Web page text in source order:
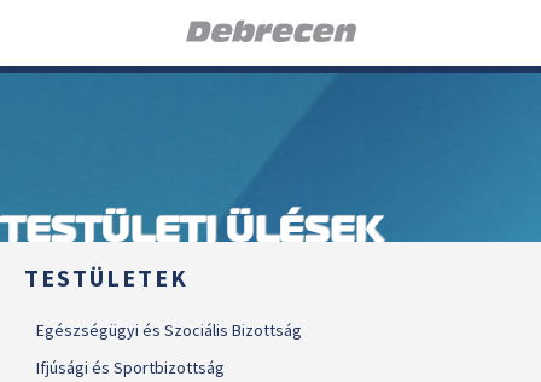
TESTÜLETI ÜLÉSEK
TESTÜLETEK
Egészségügyi és Szociális Bizottság
Ifjúsági és Sportbizottság